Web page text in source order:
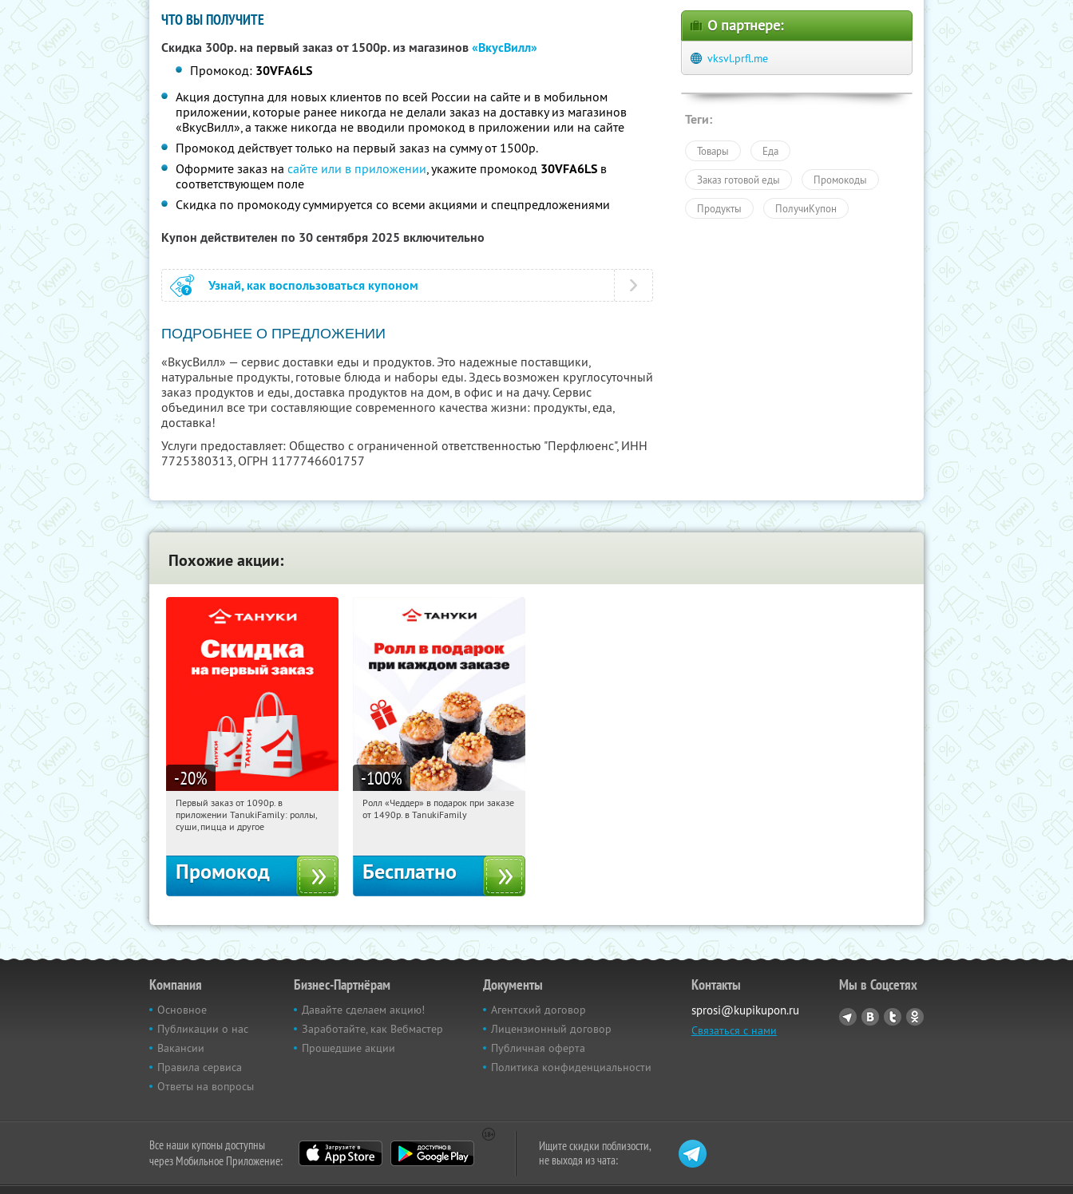
ЧТО ВЫ ПОЛУЧИТЕ
Скидка 300р. на первый заказ от 1500р. из магазинов«ВкусВилл»
Промокод: 30VFA6LS
Акция доступна для новых клиентов по всей России на сайте и в мобильном
приложении, которые ранее никогда не делали заказ на доставку из магазинов
«ВкусВилл», а также никогда не вводили промокод в приложении или на сайте
Промокод действует только на первый заказ на сумму от 1500р.
Оформите заказ на сайте или в приложении, укажите промокод 30VFA6LS в
соответствующем поле
Скидка по промокоду суммируется со всеми акциями и спецпредложениями
Купон действителен по 30 сентября 2025 включительно
Узнай, как воспользоваться купоном
ПОДРОБНЕЕ О ПРЕДЛОЖЕНИИ
«ВкусВилл» — сервис доставки еды и продуктов. Это надежные поставщики,
натуральные продукты, готовые блюда и наборы еды. Здесь возможен круглосуточный
заказ продуктов и еды, доставка продуктов на дом, в офис и на дачу. Сервис
объединил все три составляющие современного качества жизни: продукты, еда,
доставка!
Услуги предоставляет: Общество с ограниченной ответственностью "Перфлюенс", ИНН
7725380313, ОГРН 1177746601757
О партнере:
vksvl.prfl.me
Теги:
Товары Еда
Заказ готовой еды Промокоды
Продукты ПолучиКупон
Похожие акции:
-20%
10:32:00 Получили:
Россия
Первый заказ от 1090р. в
приложении TanukiFamily: роллы,
суши, пицца и другое
Промокод
-100%
10:32:00 Получили:108
Ролл «Чеддер» в подарок при заказе
от 1490р. в TanukiFamily
Бесплатно
Компания
Основное
Публикации о нас
Вакансии
Правила сервиса
Ответы на вопросы
Бизнес-Партнёрам
Давайте сделаем акцию!
Заработайте, как Вебмастер
Прошедшие акции
Документы
Агентский договор
Лицензионный договор
Публичная оферта
Политика конфиденциальности
Контакты
sprosi@kupikupon.ru
Связаться с нами
Мы в Соцсетях
Все наши купоны доступны
через Мобильное Приложение:
Ищите скидки поблизости,
не выходя из чата: